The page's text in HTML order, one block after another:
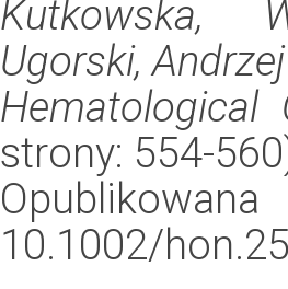
Kutkowska,
Ugorski,
Hematological
strony: 554-
Opublikowana
10.1002/